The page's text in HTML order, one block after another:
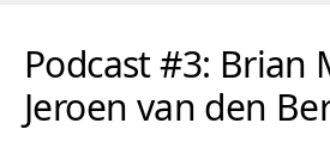
Podcast #3: Brian
Jeroen van den